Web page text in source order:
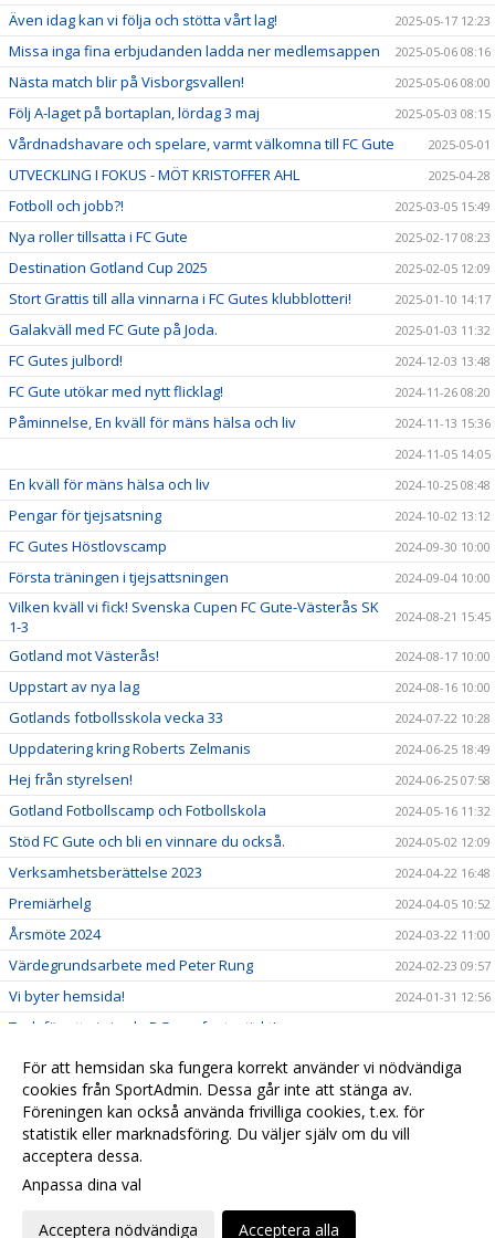
Även idag kan vi följa och stötta vårt lag! 2025-05-17 12:23
Missa inga fina erbjudanden ladda ner medlemsappen 2025-05-06 08:16
Nästa match blir på Visborgsvallen! 2025-05-06 08:00
Följ A-laget på bortaplan, lördag 3 maj 2025-05-03 08:15
Vårdnadshavare och spelare, varmt välkomna till FC Gute 2025-05-01
UTVECKLING I FOKUS - MÖT KRISTOFFER AHL 2025-04-28
Fotboll och jobb?! 2025-03-05 15:49
Nya roller tillsatta i FC Gute 2025-02-17 08:23
Destination Gotland Cup 2025 2025-02-05 12:09
Stort Grattis till alla vinnarna i FC Gutes klubblotteri! 2025-01-10 14:17
Galakväll med FC Gute på Joda. 2025-01-03 11:32
FC Gutes julbord! 2024-12-03 13:48
FC Gute utökar med nytt flicklag! 2024-11-26 08:20
Påminnelse, En kväll för mäns hälsa och liv
2024-11-13 15:36
2024-11-05 14:05
En kväll för mäns hälsa och liv 2024-10-25 08:48
Pengar för tjejsatsning 2024-10-02 13:12
FC Gutes Höstlovscamp 2024-09-30 10:00
Första träningen i tjejsattsningen 2024-09-04 10:00
Vilken kväll vi fick! Svenska Cupen FC Gute-Västerås SK
1-3
2024-08-21 15:45
Gotland mot Västerås! 2024-08-17 10:00
Uppstart av nya lag 2024-08-16 10:00
Gotlands fotbollsskola vecka 33 2024-07-22 10:28
Uppdatering kring Roberts Zelmanis 2024-06-25 18:49
Hej från styrelsen! 2024-06-25 07:58
Gotland Fotbollscamp och Fotbollskola 2024-05-16 11:32
Stöd FC Gute och bli en vinnare du också. 2024-05-02 12:09
Verksamhetsberättelse 2023 2024-04-22 16:48
Premiärhelg 2024-04-05 10:52
Årsmöte 2024 2024-03-22 11:00
Värdegrundsarbete med Peter Rung 2024-02-23 09:57
Vi byter hemsida! 2024-01-31 12:56
Tack för att ni gjorde DG cup fantastiskt!
Lottning DG-cup 2024 2023-12-25 14:19
Nu släpper vi årets julklapp! Årskort för 2024. 2023-12-04 14:20
Välkomna till FC Gute! 2023-11-27 15:09
inställningar
Webbversion
För att hemsidan ska fungera korrekt använder vi nödvändiga
cookies från SportAdmin. Dessa går inte att stänga av.
Föreningen kan också använda frivilliga cookies, t.ex. för
statistik eller marknadsföring. Du väljer själv om du vill
acceptera dessa.
Anpassa dina val
Acceptera nödvändiga Acceptera alla